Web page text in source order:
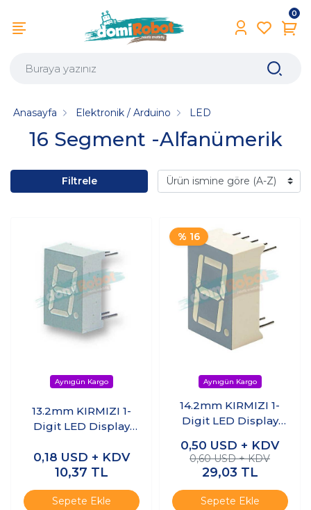
0
16 Segment -Alfanümerik
Anasayfa Elektronik / Arduino LED
Filtrele
13.2mm KIRMIZI 1-
Digit LED Display
0,18 USD + KDV
10,37 TL
Sepete Ekle
% 16
14.2mm KIRMIZI 1-
Digit LED Display
0,50 USD + KDV
0,60 USD + KDV
29,03 TL
Sepete Ekle